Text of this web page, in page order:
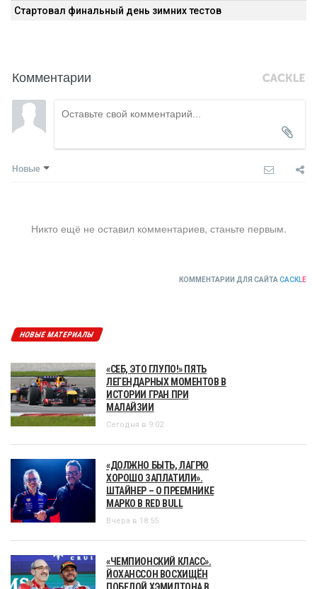
Стартовал финальный день зимних тестов
Комментарии
Новые
Никто ещё не оставил комментариев, станьте первым.
КОММЕНТАРИИ ДЛЯ САЙТА CACKLE
НОВЫЕ МАТЕРИАЛЫ
«СЕБ, ЭТО ГЛУПО!» ПЯТЬ
ЛЕГЕНДАРНЫХ МОМЕНТОВ В
ИСТОРИИ ГРАН ПРИ
МАЛАЙЗИИ
Сегодня в 9:02
«ДОЛЖНО БЫТЬ, ЛАГРЮ
ХОРОШО ЗАПЛАТИЛИ».
ШТАЙНЕР – О ПРЕЕМНИКЕ
МАРКО В RED BULL
Вчера в 18:55
«ЧЕМПИОНСКИЙ КЛАСС».
ЙОХАНССОН ВОСХИЩЁН